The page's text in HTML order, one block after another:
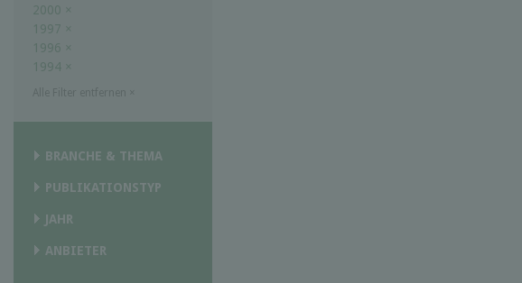
2000 ×
1997 ×
1996 ×
1994 ×
BRANCHE & THEMA
PUBLIKATIONSTYP
JAHR
ANBIETER